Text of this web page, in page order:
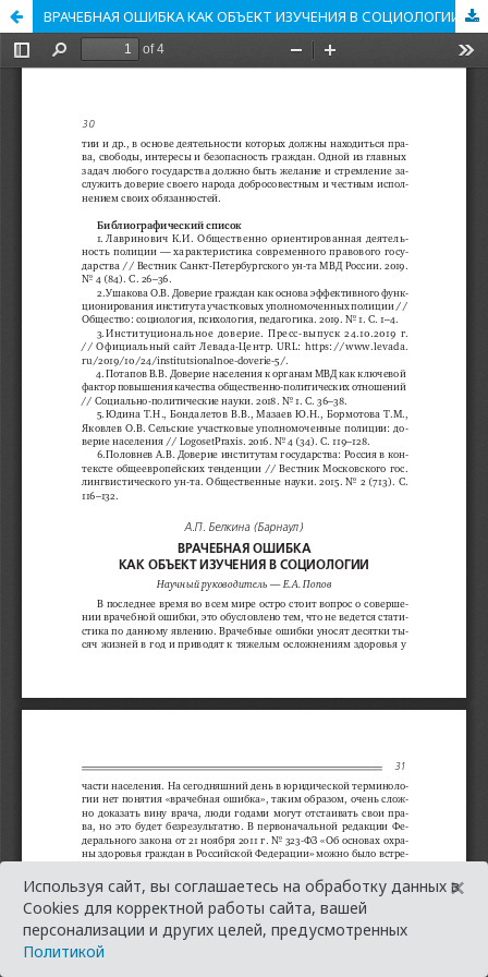
ВРАЧЕБНАЯ ОШИБКА КАК ОБЪЕКТ ИЗУЧЕНИЯ В СОЦИОЛОГИИ
Используя сайт, вы соглашаетесь на обработку данных в
Cookies для корректной работы сайта, вашей
персонализации и других целей, предусмотренных
Политикой
×